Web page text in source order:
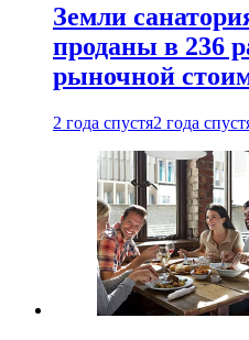
Земли
проданы в 236
рыночной
2 года спустя2 года